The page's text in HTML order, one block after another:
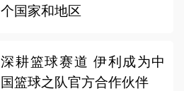
个国家和地区
深耕篮球赛道 伊利成为中
国篮球之队官方合作伙伴